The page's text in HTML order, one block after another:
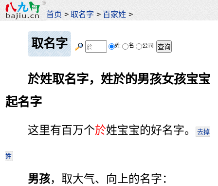
首页 >取名字 > 百家姓 >
取名字 姓 名 公司
於姓取名字，姓於的男孩女孩宝宝
起名字
这里有百万个於姓宝宝的好名字。 去掉
姓
男孩，取大气、向上的名字：